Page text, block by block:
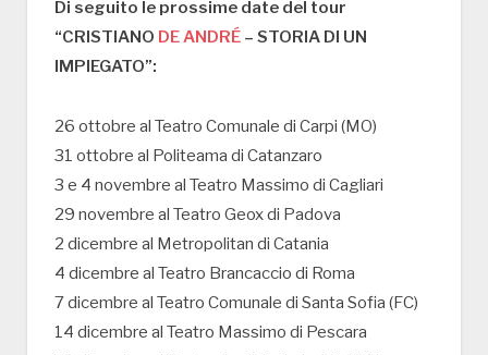
Di seguito le prossime date del tour
“CRISTIANO DE ANDRÉ – STORIA DI UN
IMPIEGATO”:
26 ottobre al Teatro Comunale di Carpi (MO)
31 ottobre al Politeama di Catanzaro
3 e 4 novembre al Teatro Massimo di Cagliari
29 novembre al Teatro Geox di Padova
2 dicembre al Metropolitan di Catania
4 dicembre al Teatro Brancaccio di Roma
7 dicembre al Teatro Comunale di Santa Sofia (FC)
14 dicembre al Teatro Massimo di Pescara